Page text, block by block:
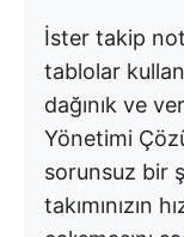
İster takip
tablolar
dağınık ve
Yönetimi
sorunsuz bir
takımınızın